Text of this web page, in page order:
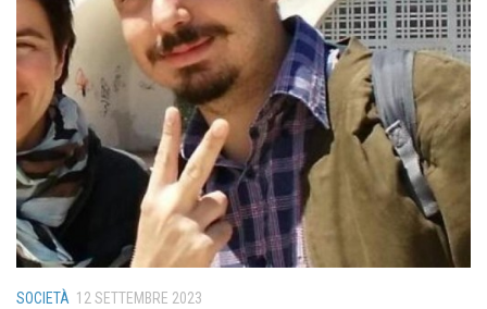
SOCIETÀ 12 SETTEMBRE 2023